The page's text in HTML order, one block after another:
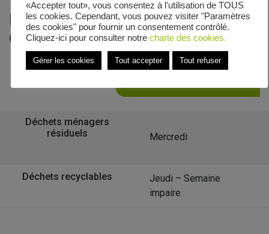
Le calendrier de collecte de
Glonville
Déchets ménagers
résiduels
Mercredi
Déchets recyclables
Jeudi – Semaine
impaire.
«Accepter tout», vous consentez à l'utilisation de TOUS
les cookies. Cependant, vous pouvez visiter "Paramètres
des cookies" pour fournir un consentement contrôlé.
Cliquez-ici pour consulter notre charte des cookies.
Gérer les cookies Tout accepter Tout refuser